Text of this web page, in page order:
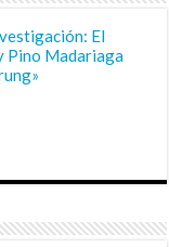
El
Pino Madariaga